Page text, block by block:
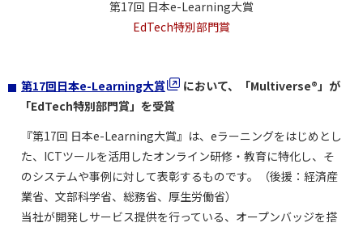
第17回 日本e-Learning大賞
EdTech特別部門賞
第17回日本e-Learning大賞
において、「Multiverse®」が
「EdTech特別部門賞」を受賞
『第17回 日本e-Learning大賞』は、eラーニングをはじめとし
た、ICTツールを活用したオンライン研修・教育に特化し、そ
のシステムや事例に対して表彰するものです。（後援：経済産
業省、文部科学省、総務省、厚生労働省）
当社が開発しサービス提供を行っている、オープンバッジを搭